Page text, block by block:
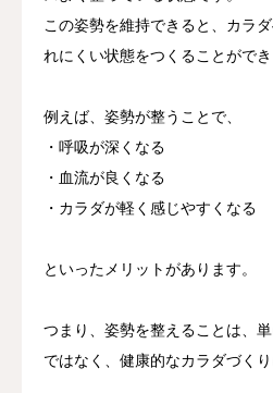
この姿勢を維持できると、カラ
れにくい状態をつくることができ
例えば、姿勢が整うことで、
・呼吸が深くなる
・血流が良くなる
・カラダが軽く感じやすくなる
といったメリットがあります。
つまり、姿勢を整えることは、
ではなく、健康的なカラダづく